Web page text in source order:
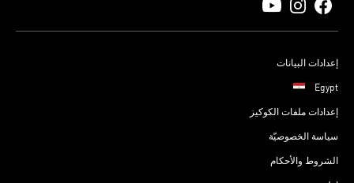
إعدادات البيانات
Egypt
إعدادات ملفات الكوكيز
سياسة الخصوصيّة
الشروط والأحكام